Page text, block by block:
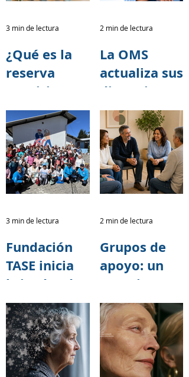
vidas.
Caminata
Alzheimer
2026
¿Qué es la
reserva
cognitiva y
cómo puede
ayudar a
retrasar los
síntomas del
Alzheimer?
3 min de lectura
La OMS
actualiza sus
directrices
para reducir
el riesgo de
deterioro
cognitivo y
demencia
2 min de lectura
Fundación
TASE inicia
brigadas de
capacitación
sobre salud
cerebral
junto al
3 min de lectura
Grupos de
apoyo: un
espacio para
cuidar
también a
quienes
cuidan
2 min de lectura